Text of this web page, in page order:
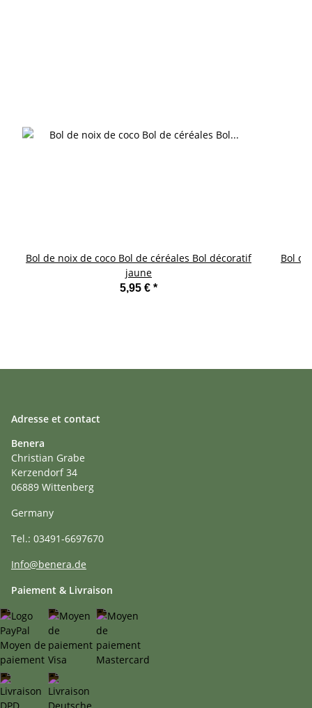
Bol de noix de coco Bol de céréales Bol décoratif
jaune
5,95 € *
Bol
Adresse et contact
Benera
Christian Grabe
Kerzendorf 34
06889 Wittenberg
Germany
Tel.: 03491-6697670
Info@benera.de
Paiement & Livraison